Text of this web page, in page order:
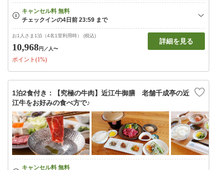
お1人さま1泊（4名1室利用時） (税込)
10,968円 ／人〜
ポイント(1%)
詳細を見る
1泊2食付き：【究極の牛肉】近江牛御膳 老舗千成亭の近
江牛をお好みの食べ方で♪